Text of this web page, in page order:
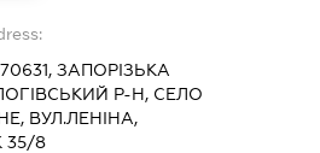
ЗАПОРІЗЬКА
Р-Н, СЕЛО
ВУЛ.ЛЕНІНА,
35/8